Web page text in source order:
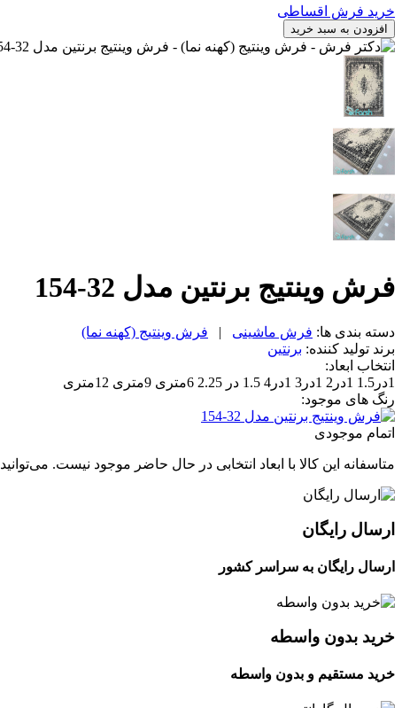
خرید فرش اقساطی
افزودن به سبد خرید
فرش وینتیج برنتین مدل 32-154
دسته بندی ها: فرش ماشینی |
فرش وینتیج (کهنه نما)
برند تولید کننده: برنتین
انتخاب ابعاد:
1در1.5
1در2 1در3 1در4 1.5 در 2.25 6متری 9متری
12متری
رنگ های موجود:
اتمام موجودی
متاسفانه این کالا با ابعاد انتخابی در حال حاضر موجود نیست. می‌توانید
ارسال رایگان
ارسال رایگان به سراسر کشور
خرید بدون واسطه
خرید مستقیم و بدون واسطه